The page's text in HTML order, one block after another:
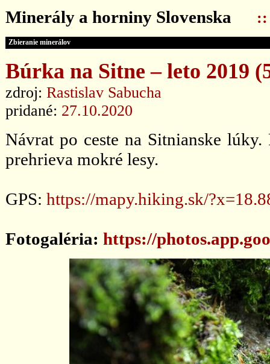
Minerály a horniny Slovenska ::
Zbieranie minerálov
Búrka na Sitne – leto 2019
zdroj: Rastislav Sabucha
pridané: 27.10.2020
Návrat po ceste na Sitnianske
prehrieva mokré lesy.
GPS: https://mapy.hiking.sk/
Fotogaléria: https://